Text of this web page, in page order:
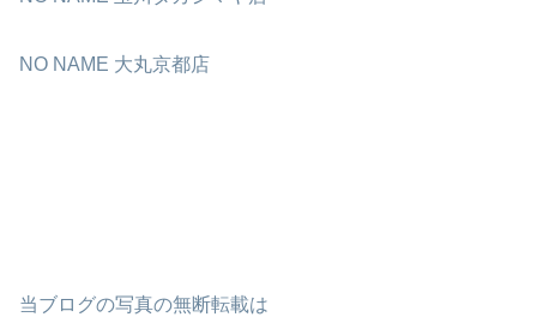
NO NAME 大丸京都店
当ブログの写真の無断転載は